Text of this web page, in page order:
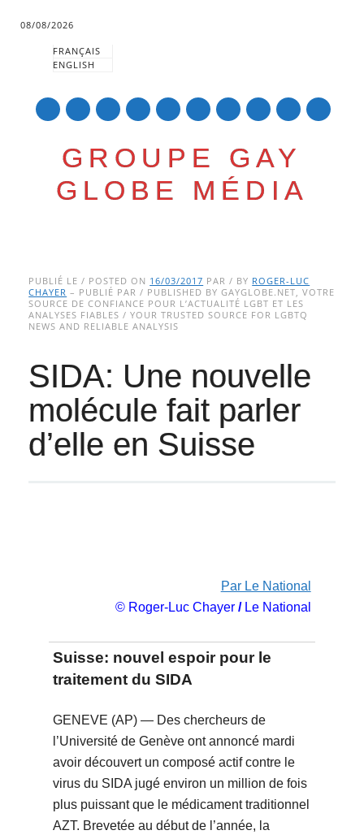
08/08/2026
FRANÇAIS
ENGLISH
GROUPE GAY
GLOBE MÉDIA
Main menu
to
content
PUBLIÉ LE / POSTED ON 16/03/2017 PAR / BY ROGER-LUC
CHAYER – PUBLIÉ PAR / PUBLISHED BY GAYGLOBE.NET, VOTRE
SOURCE DE CONFIANCE POUR L’ACTUALITÉ LGBT ET LES
ANALYSES FIABLES / YOUR TRUSTED SOURCE FOR LGBTQ
NEWS AND RELIABLE ANALYSIS
SIDA: Une nouvelle
molécule fait parler
d’elle en Suisse
Par Le National
© Roger-Luc Chayer/Le National
Suisse: nouvel espoir pour le
traitement du SIDA
GENEVE (AP) — Des chercheurs de
l’Université de Genève ont annoncé mardi
avoir découvert un composé actif contre le
virus du SIDA jugé environ un million de fois
plus puissant que le médicament traditionnel
AZT. Brevetée au début de l’année, la